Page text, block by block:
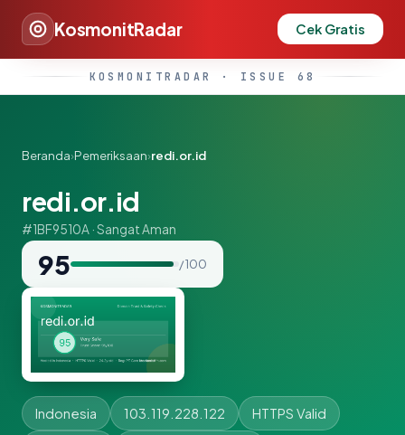
KosmonitRadar Cek Gratis
KOSMONITRADAR · ISSUE 68
Beranda›Pemeriksaan›redi.or.id
redi.or.id
#1BF9510A · Sangat Aman
95 / 100
Indonesia 103.119.228.122 HTTPS Valid